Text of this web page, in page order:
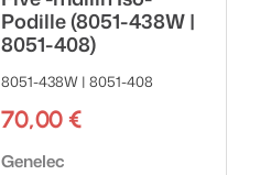
Podille (8051-438W |
8051-408)
8051-438W | 8051-408
70,00 €
Tuotemerkki:
Genelec